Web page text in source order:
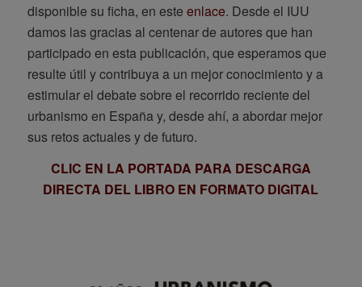
disponible su ficha, en este enlace. Desde el IUU
damos las gracias al centenar de autores que han
participado en esta publicación, que esperamos que
resulte útil y contribuya a un mejor conocimiento y a
estimular el debate sobre el recorrido reciente del
urbanismo en España y, desde ahí, a abordar mejor
sus retos actuales y de futuro.
CLIC EN LA PORTADA PARA DESCARGA
DIRECTA DEL LIBRO EN FORMATO DIGITAL